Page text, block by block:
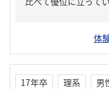
体
17年卒 理系
男